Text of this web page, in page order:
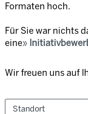
Formaten hoch.
Für Sie war nichts
eine
Wir freuen uns auf
Standort